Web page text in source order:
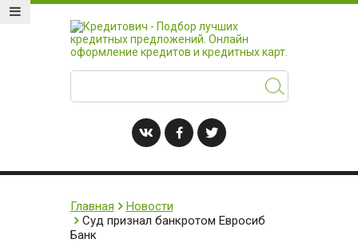
Главная
Новости
Суд признал банкротом Евросиб
Банк